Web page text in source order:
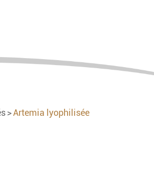
Artemia lyophilisée